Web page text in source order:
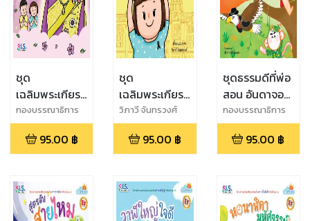
ชุด
เฉลิมพระเกียรติ
เจ้าหญิงของฉัน
กองบรรณาธิการ
95.00 ฿
ชุด
เฉลิมพระเกียรติ
หนูเกิดใน
รัชกาลที่ 9
วิภาวี จันทรวงศ์
95.00 ฿
ชุดธรรมดีที่พ่อ
สอน อันดาจอม
โอ้อวด
กองบรรณาธิการ
95.00 ฿